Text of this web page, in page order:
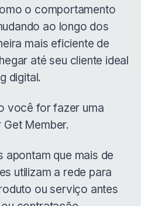
o comportamento
ao longo dos
mais eficiente de
até seu cliente ideal
digital.
você for fazer uma
Member.
apontam que mais de
utilizam a rede para
ou serviço antes